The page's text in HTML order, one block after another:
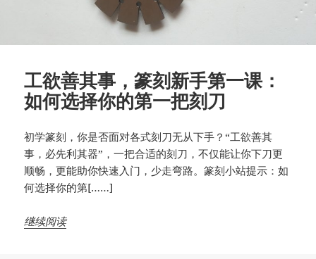
工欲善其事，篆刻新手第一课：
如何选择你的第一把刻刀
初学篆刻，你是否面对各式刻刀无从下手？“工欲善其
事，必先利其器”，一把合适的刻刀，不仅能让你下刀更
顺畅，更能助你快速入门，少走弯路。篆刻小站提示：如
何选择你的第[……]
继续阅读